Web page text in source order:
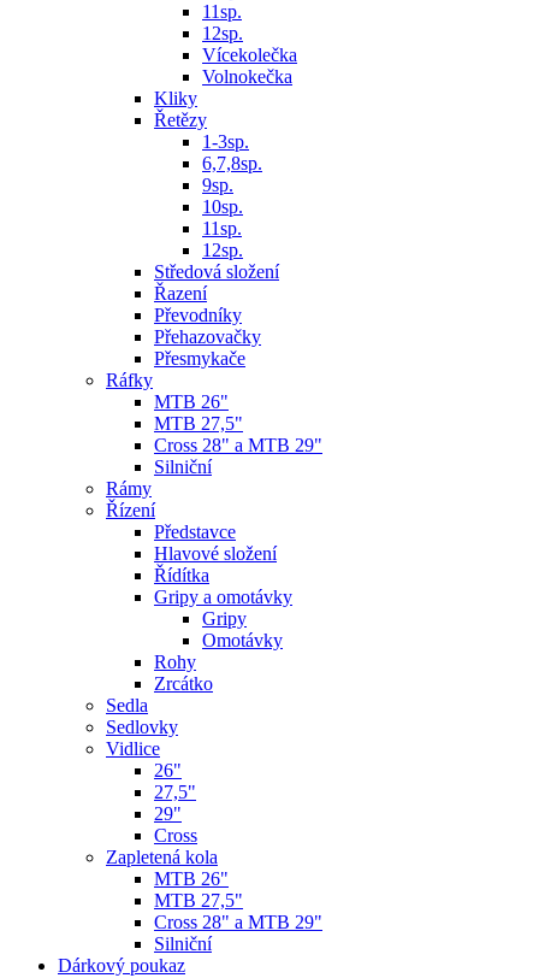
11sp.
12sp.
Vícekolečka
Volnokečka
Kliky
Řetězy
1-3sp.
6,7,8sp.
9sp.
10sp.
11sp.
12sp.
Středová složení
Řazení
Převodníky
Přehazovačky
Přesmykače
Ráfky
MTB 26"
MTB 27,5"
Cross 28" a MTB 29"
Silniční
Rámy
Řízení
Představce
Hlavové složení
Řídítka
Gripy a omotávky
Gripy
Omotávky
Rohy
Zrcátko
Sedla
Sedlovky
Vidlice
26"
27,5"
29"
Cross
Zapletená kola
MTB 26"
MTB 27,5"
Cross 28" a MTB 29"
Silniční
Dárkový poukaz